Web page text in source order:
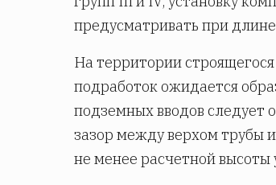
предусматривать при
На территории
подработок ожидается
подземных вводов следует
зазор между верхом трубы
не менее расчетной высоты